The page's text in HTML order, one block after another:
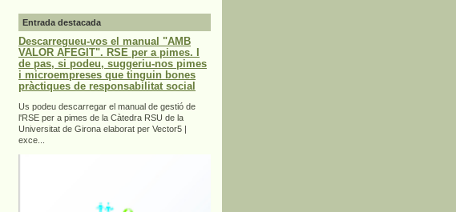
Entrada destacada
Descarregueu-vos el manual "AMB
VALOR AFEGIT". RSE per a pimes. I
de pas, si podeu, suggeriu-nos pimes
i microempreses que tinguin bones
pràctiques de responsabilitat social
Us podeu descarregar el manual de gestió de
l'RSE per a pimes de la Càtedra RSU de la
Universitat de Girona elaborat per Vector5 |
exce...